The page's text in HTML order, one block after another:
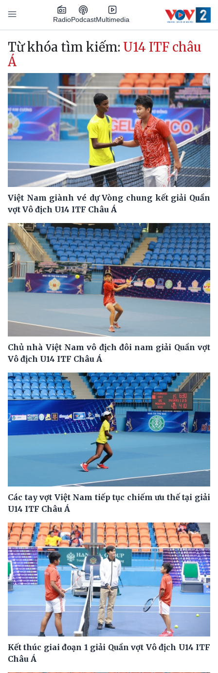
Nhảy đến nội dung
RadioPodcastMultimedia
Main navigation
Từ khóa tìm kiếm: U14 ITF châu
Á
Việt Nam giành vé dự Vòng chung kết giải Quần
vợt Vô địch U14 ITF Châu Á
Chủ nhà Việt Nam vô địch đôi nam giải Quần vợt
Vô địch U14 ITF Châu Á
Các tay vợt Việt Nam tiếp tục chiếm ưu thế tại giải
U14 ITF Châu Á
Kết thúc giai đoạn 1 giải Quần vợt Vô địch U14 ITF
Châu Á